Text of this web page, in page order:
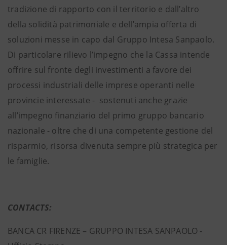
tradizione di rapporto con il territorio e dall’altro
della solidità patrimoniale e dell’ampia offerta di
soluzioni messe in capo dal Gruppo Intesa Sanpaolo.
Di particolare rilievo l’impegno che la Cassa intende
offrire sul fronte degli investimenti a favore dei
processi industriali delle imprese operanti nelle
provincie interessate - sostenuti anche grazie
all’impegno finanziario del primo gruppo bancario
nazionale - oltre che di una competente gestione del
risparmio, risorsa divenuta sempre più strategica per
le famiglie.
CONTACTS:
BANCA CR FIRENZE – GRUPPO INTESA SANPAOLO -